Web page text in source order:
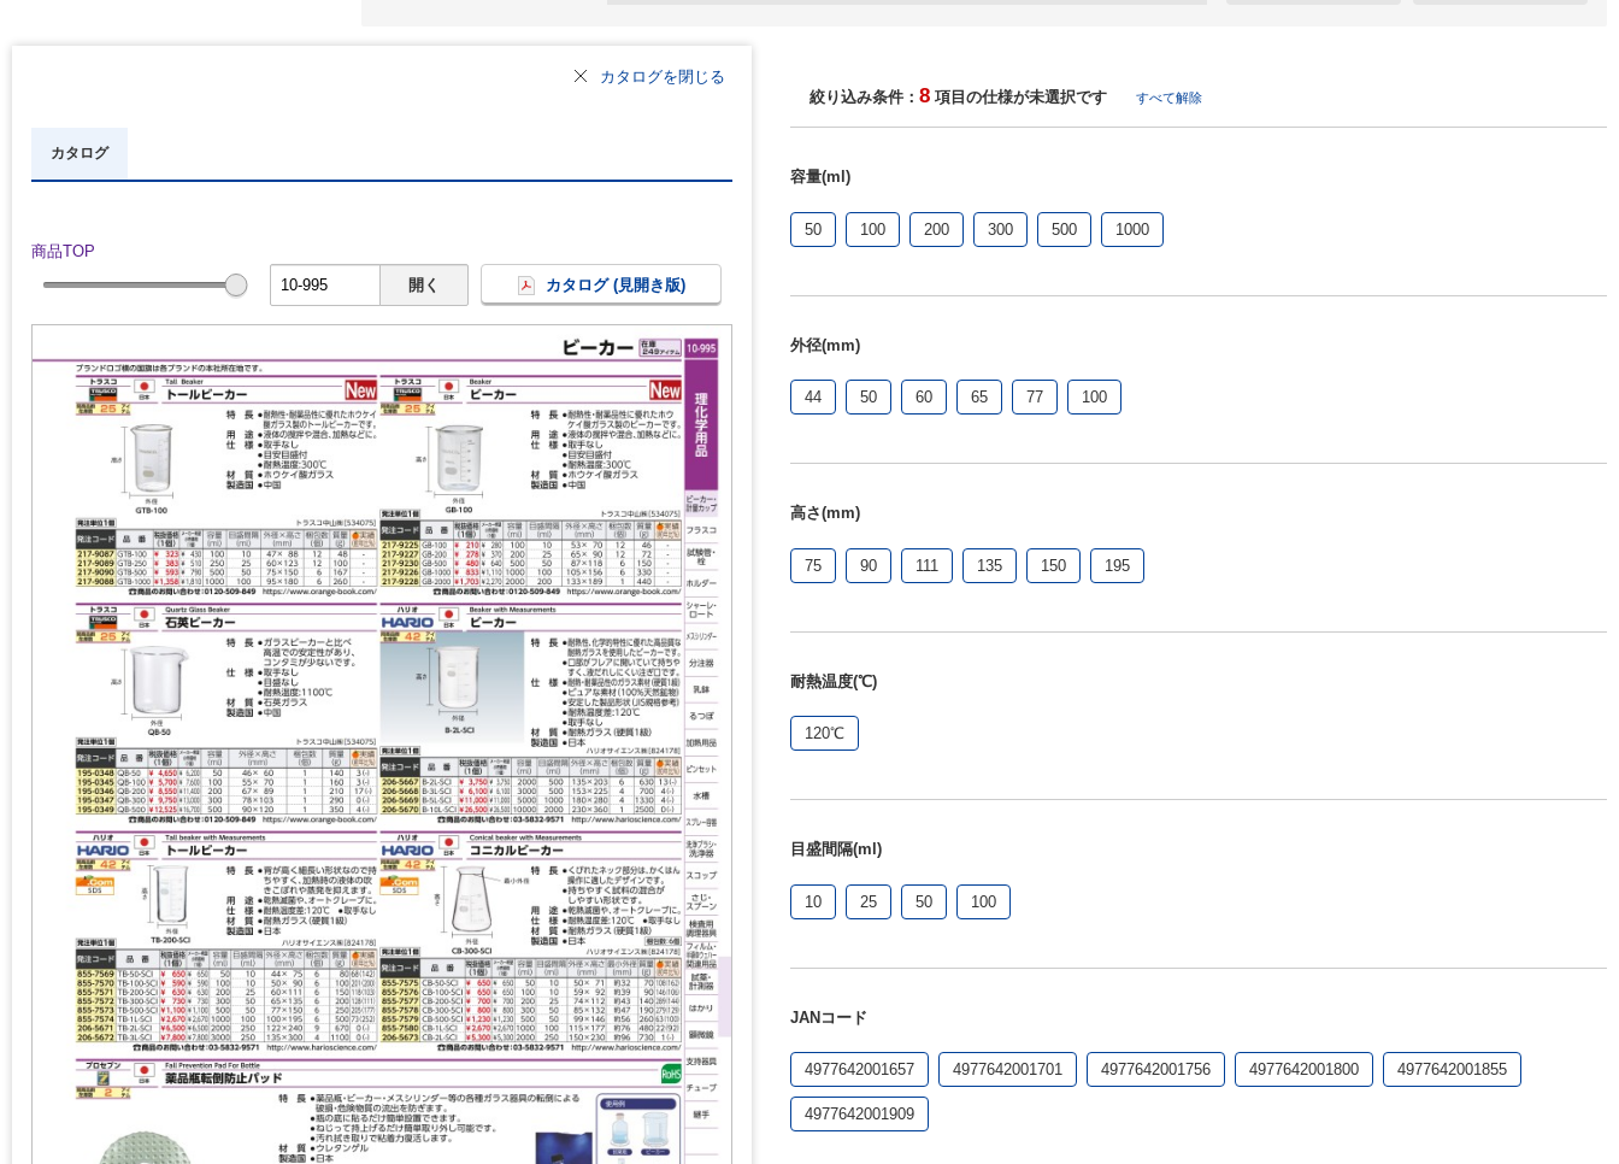
カタログを閉じる
カタログ
商品TOP
開く
カタログ (見開き版)
絞り込み条件： 8 項目の仕様が未選択です すべて解除
容量(ml)
50 100 200 300 500 1000
外径(mm)
44 50 60 65 77 100
高さ(mm)
75 90 111 135 150 195
耐熱温度(℃)
120℃
目盛間隔(ml)
10 25 50 100
JANコード
4977642001657 4977642001701 4977642001756 4977642001800 4977642001855
4977642001909